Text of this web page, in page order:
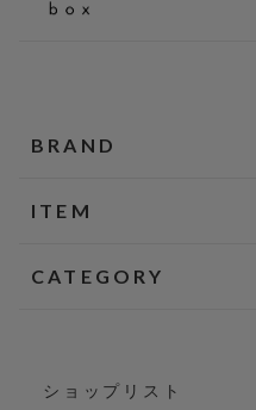
BRAND
ITEM
CATEGORY
ショップリスト